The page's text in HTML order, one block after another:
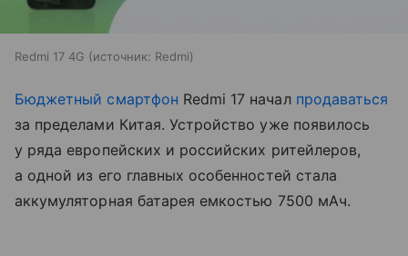
Redmi 17 4G источник: Redmi
Бюджетный смартфон Redmi 17 начал продаваться
за пределами Китая. Устройство уже появилось
у ряда европейских и российских ритейлеров,
а одной из его главных особенностей стала
аккумуляторная батарея емкостью 7500 мАч.